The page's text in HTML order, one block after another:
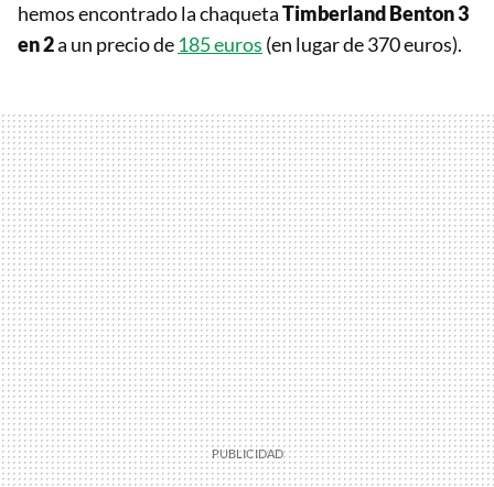
hemos encontrado la chaquetaTimberland Benton 3
en 2a un precio de 185 euros (en lugar de 370 euros).